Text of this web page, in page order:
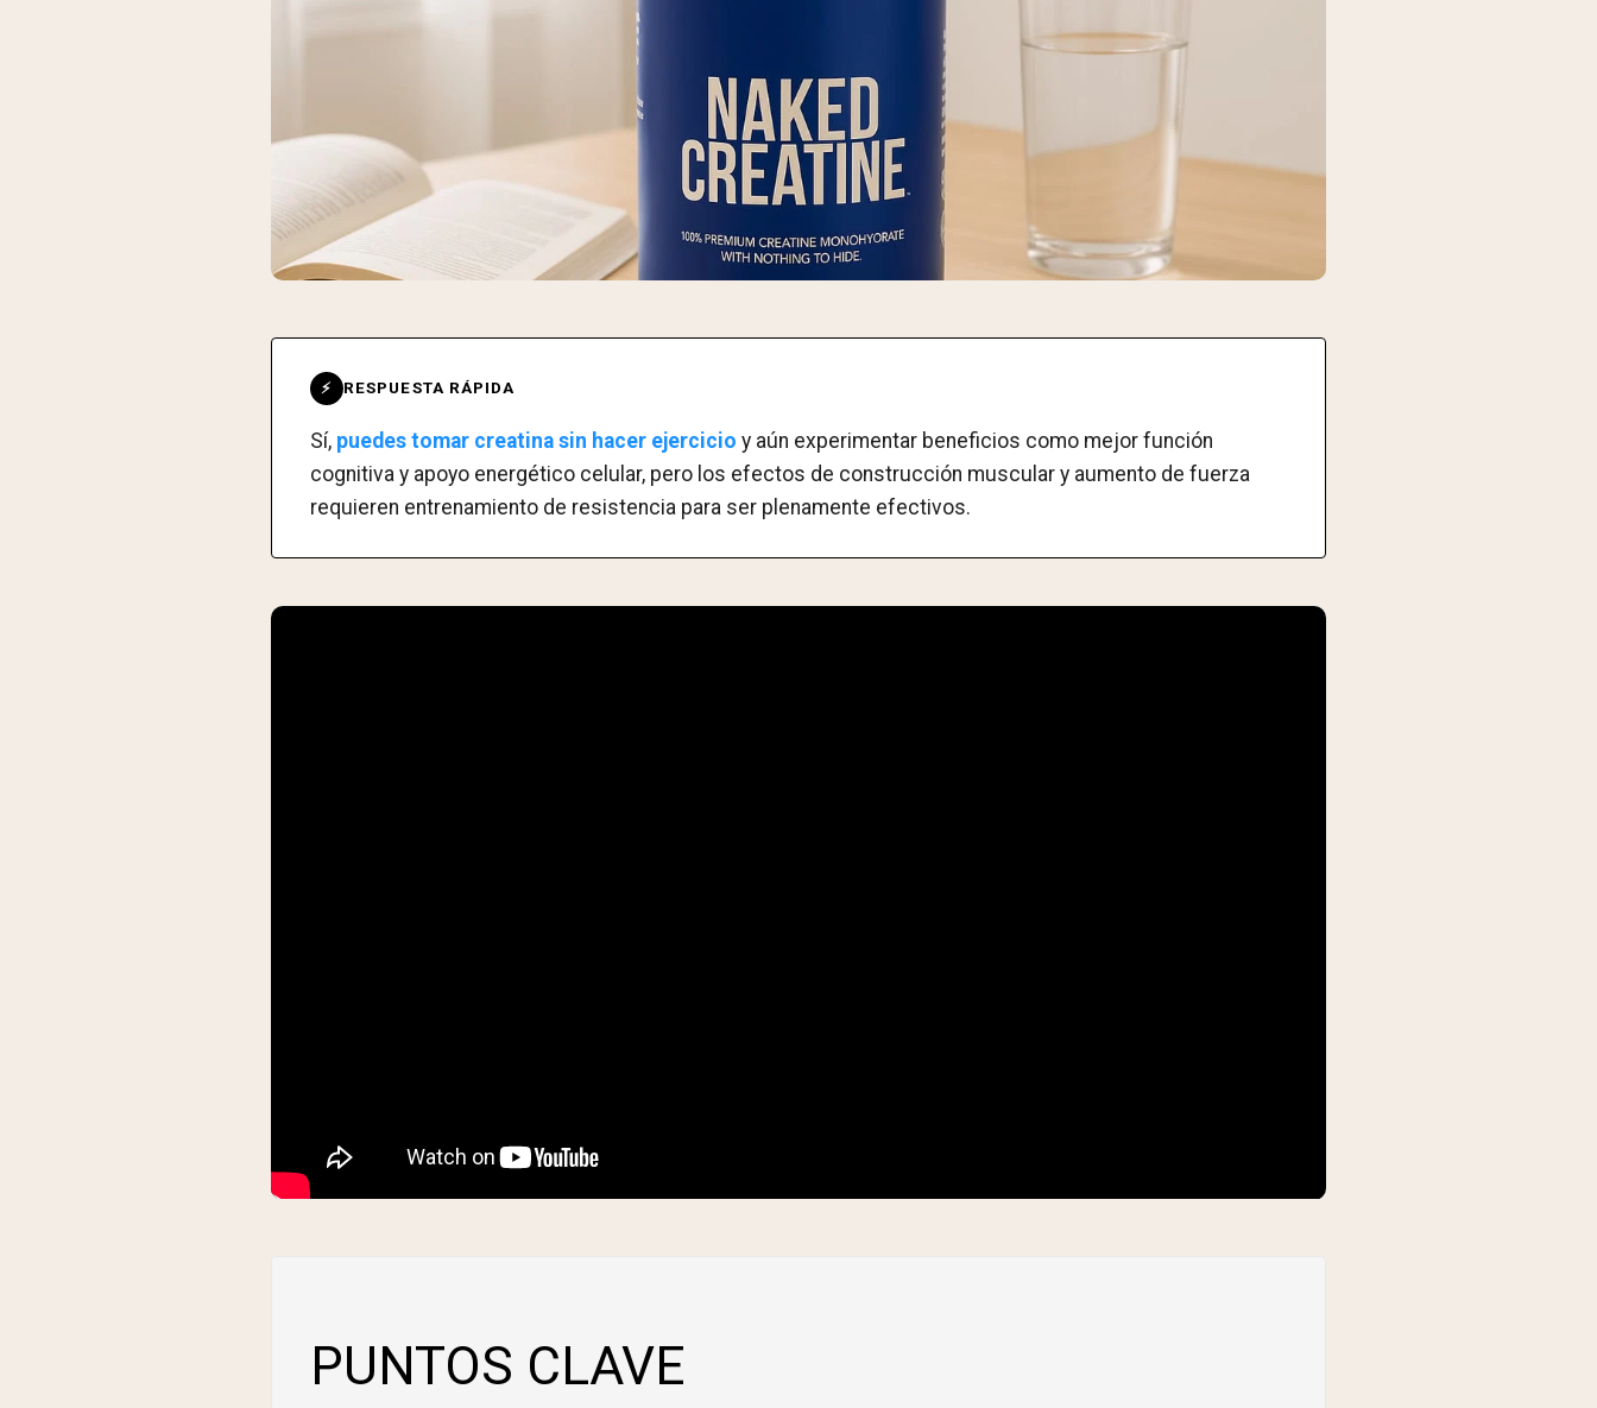
⚡ RESPUESTA RÁPIDA
Sí, puedes tomar creatina sin hacer ejercicio y aún experimentar beneficios como mejor función
cognitiva y apoyo energético celular, pero los efectos de construcción muscular y aumento de fuerza
requieren entrenamiento de resistencia para ser plenamente efectivos.
PUNTOS CLAVE